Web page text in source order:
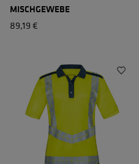
MISCHGEWEBE
89,19 €